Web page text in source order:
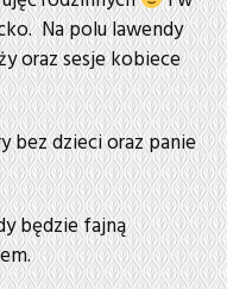
Na polu lawendy
oraz sesje kobiece
bez dzieci oraz panie
będzie fajną